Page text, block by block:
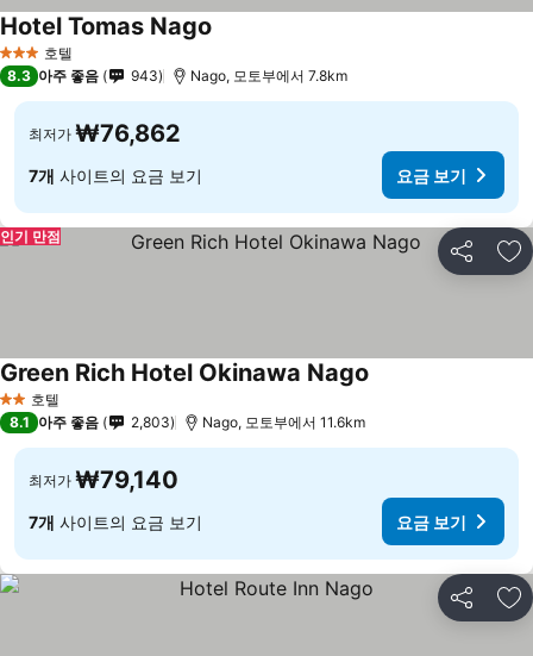
3 성급 호텔
Hotel Tomas Nago
8.3 아주 좋음 943 Nago, 모토부에서 7.8km
최저가 ₩76,862
7개 사이트의 요금 보기 요금 보기
공유 즐
인기 만점
2 성급호텔
Green Rich Hotel Okinawa Nago
8.1 아주 좋음 2,803 Nago, 모토부에서 11.6km
최저가 ₩79,140
7개 사이트의 요금 보기 요금 보기
공유 즐